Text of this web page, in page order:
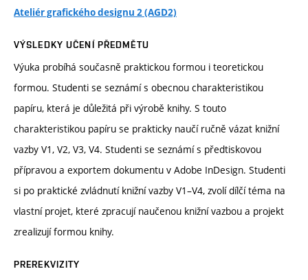
Ateliér grafického designu 2 (AGD2)
VÝSLEDKY UČENÍ PŘEDMĚTU
Výuka probíhá současně praktickou formou i teoretickou
formou. Studenti se seznámí s obecnou charakteristikou
papíru, která je důležitá při výrobě knihy. S touto
charakteristikou papíru se prakticky naučí ručně vázat knižní
vazby V1, V2, V3, V4. Studenti se seznámí s předtiskovou
přípravou a exportem dokumentu v Adobe InDesign. Studenti
si po praktické zvládnutí knižní vazby V1–V4, zvolí dílčí téma na
vlastní projet, které zpracují naučenou knižní vazbou a projekt
zrealizují formou knihy.
PREREKVIZITY